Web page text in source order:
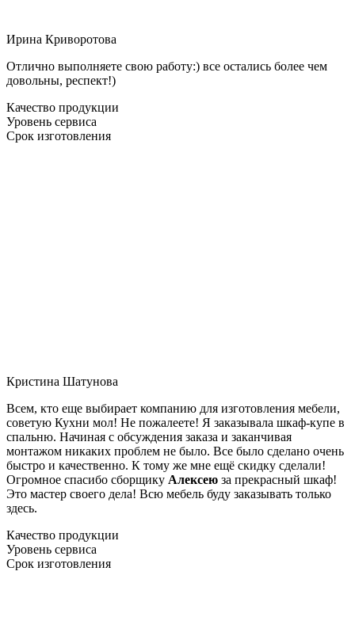
Ирина Криворотова
Отлично выполняете свою работу:) все остались более чем
довольны, респект!)
Качество продукции
Уровень сервиса
Срок изготовления
Кристина Шатунова
Всем, кто еще выбирает компанию для изготовления мебели,
советую Кухни мол! Не пожалеете! Я заказывала шкаф-купе в
спальню. Начиная с обсуждения заказа и заканчивая
монтажом никаких проблем не было. Все было сделано очень
быстро и качественно. К тому же мне ещё скидку сделали!
Огромное спасибо сборщику Алексею за прекрасный шкаф!
Это мастер своего дела! Всю мебель буду заказывать только
здесь.
Качество продукции
Уровень сервиса
Срок изготовления